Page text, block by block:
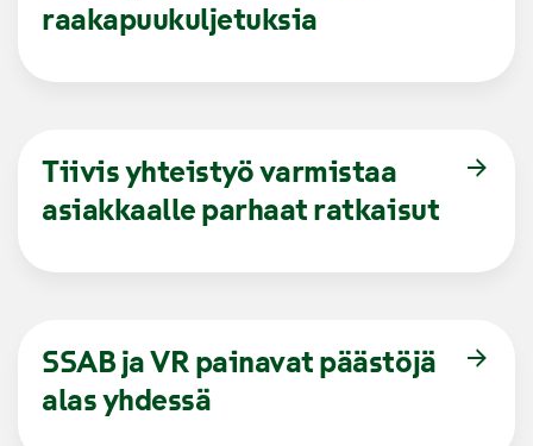
raakapuukuljetuksia
Tiivis yhteistyö varmistaa
asiakkaalle parhaat ratkaisut
SSAB ja VR painavat päästöjä
alas yhdessä